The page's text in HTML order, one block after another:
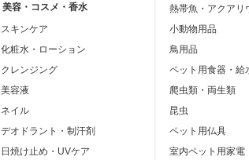
美容・コスメ・香水
スキンケア
化粧水・ローション
クレンジング
美容液
ネイル
デオドラント・制汗剤
日焼け止め・UVケア
熱帯魚・アクアリ
小動物用品
鳥用品
ペット用食器・給
爬虫類・両生類
昆虫
ペット用仏具
室内ペット用家電